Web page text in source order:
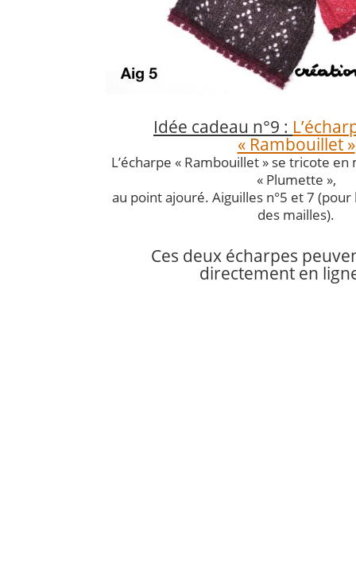
Idée cadeau n°9 :
« Rambouillet »
L’écharpe « Rambouillet » se tricote en
« Plumette »,
au point ajouré. Aiguilles n°5 et 7
des mailles).
Ces deux écharpes
directement en